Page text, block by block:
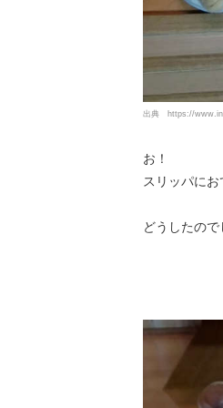
出典 https://
お！
スリッパに
どうしたの